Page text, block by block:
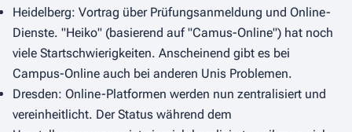
Heidelberg: Vortrag über Prüfungsanmeldung und Online-
Dienste. "Heiko" (basierend auf "Camus-Online") hat noch
viele Startschwierigkeiten. Anscheinend gibt es bei
Campus-Online auch bei anderen Unis Problemen.
Dresden: Online-Platformen werden nun zentralisiert und
vereinheitlicht. Der Status während dem